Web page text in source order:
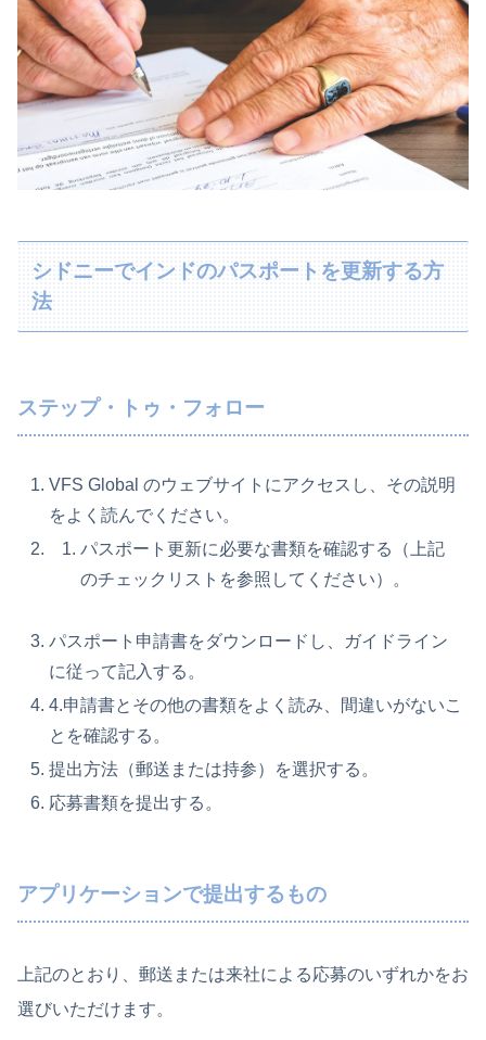
シドニーでインドのパスポートを更新する方
法
ステップ・トゥ・フォロー
VFS Global のウェブサイトにアクセスし、その説明
をよく読んでください。
パスポート更新に必要な書類を確認する（上記
のチェックリストを参照してください）。
パスポート申請書をダウンロードし、ガイドライン
に従って記入する。
4.申請書とその他の書類をよく読み、間違いがないこ
とを確認する。
提出方法（郵送または持参）を選択する。
応募書類を提出する。
アプリケーションで提出するもの
上記のとおり、郵送または来社による応募のいずれかをお
選びいただけます。